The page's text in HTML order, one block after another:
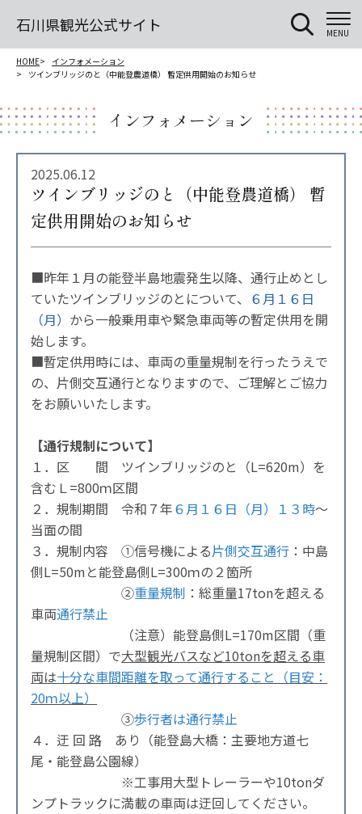
石川県観光公式サイト MENU
HOME
インフォメーション
ツインブリッジのと（中能登農道橋） 暫定供用開始のお知らせ
インフォメーション
ツインブリッジのと（中能登農道橋） 暫
定供用開始のお知らせ
2025.06.12
■昨年１月の能登半島地震発生以降、通行止めとし
ていたツインブリッジのとについて、 ６月１６日
（月） から一般乗用車や緊急車両等の暫定供用を開
始します。
■暫定供用時には、車両の重量規制を行ったうえで
の、片側交互通行となりますので、ご理解とご協力
をお願いいたします。
【通行規制について】
１．区 間 ツインブリッジのと（L=620m）を
含むＬ=800ｍ区間
２．規制期間 令和７年６月１６日（月）１３時～
当面の間
３．規制内容 ①信号機による片側交互通行 ：中島
側L=50mと能登島側L=300ｍの２箇所
②重量規制 ：総重量17tonを超える
車両通行禁止
（注意）能登島側L=170m区間（重
量規制区間）で大型観光バスなど10tonを超える車
両は十分な車間距離を取って通行すること（目安：
20ｍ以上）
③歩行者は通行禁止
４．迂 回 路 あり（能登島大橋：主要地方道七
尾・能登島公園線）
※工事用大型トレーラーや10tonダ
ンプトラックに満載の車両は迂回してください。